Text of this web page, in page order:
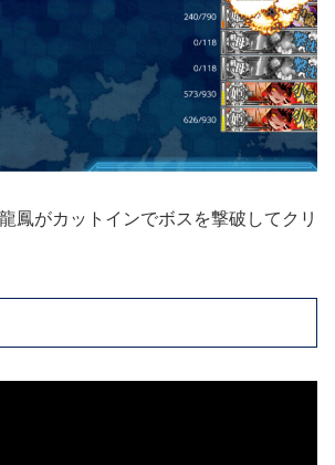
鳳がカットインでボスを撃破してクリ